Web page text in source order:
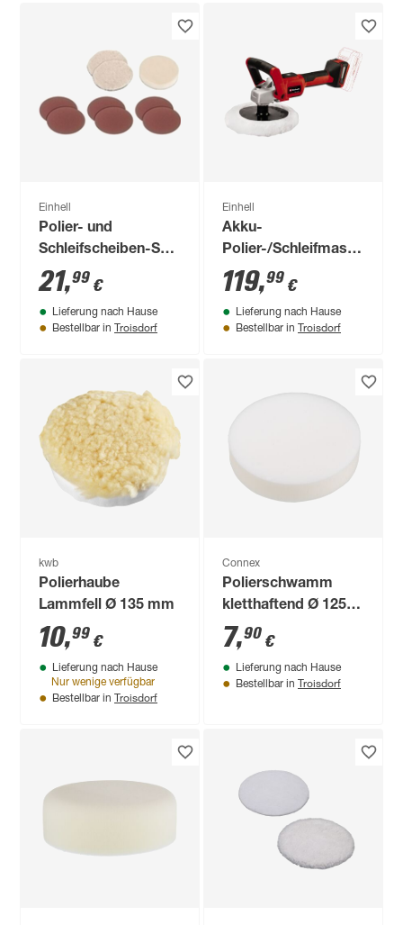
Einhell
Polier- und
Schleifscheiben-Set
9-teilig
21,99 €
Lieferung nach Hause
Bestellbar in Troisdorf
Einhell
Akku-
Polier-/Schleifmaschine
'CE-CP 18/180 Li E-
Solo'
119,99 €
Lieferung nach Hause
Bestellbar in Troisdorf
kwb
Polierhaube
Lammfell Ø 135 mm
10,99 €
Lieferung nach Hause
Nur wenige verfügbar
Bestellbar in Troisdorf
Connex
Polierschwamm
kletthaftend Ø 125
mm
7,90 €
Lieferung nach Hause
Bestellbar in Troisdorf